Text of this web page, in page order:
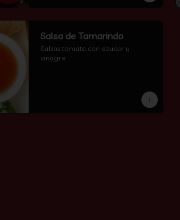
Salsa de Tamarindo
Salsas tomate con azucar y
vinagre